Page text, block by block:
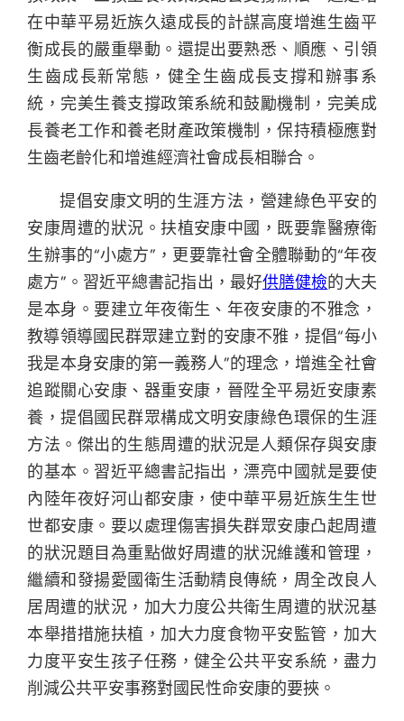
在中華平易近族久遠成長的計謀高度增進生齒平
衡成長的嚴重舉動。還提出要熟悉、順應、引領
生齒成長新常態，健全生齒成長支撐和辦事系
統，完美生養支撐政策系統和鼓勵機制，完美成
長養老工作和養老財產政策機制，保持積極應對
生齒老齡化和增進經濟社會成長相聯合。
提倡安康文明的生涯方法，營建綠色平安的
安康周遭的狀況。扶植安康中國，既要靠醫療衛
生辦事的“小處方”，更要靠社會全體聯動的“年夜
處方”。習近平總書記指出，最好供膳健檢的大夫
是本身。要建立年夜衛生、年夜安康的不雅念，
教導領導國民群眾建立對的安康不雅，提倡“每小
我是本身安康的第一義務人”的理念，增進全社會
追蹤關心安康、器重安康，晉陞全平易近安康素
養，提倡國民群眾構成文明安康綠色環保的生涯
方法。傑出的生態周遭的狀況是人類保存與安康
的基本。習近平總書記指出，漂亮中國就是要使
內陸年夜好河山都安康，使中華平易近族生生世
世都安康。要以處理傷害損失群眾安康凸起周遭
的狀況題目為重點做好周遭的狀況維護和管理，
繼續和發揚愛國衛生活動精良傳統，周全改良人
居周遭的狀況，加大力度公共衛生周遭的狀況基
本舉措措施扶植，加大力度食物平安監管，加大
力度平安生孩子任務，健全公共平安系統，盡力
削減公共平安事務對國民性命安康的要挾。